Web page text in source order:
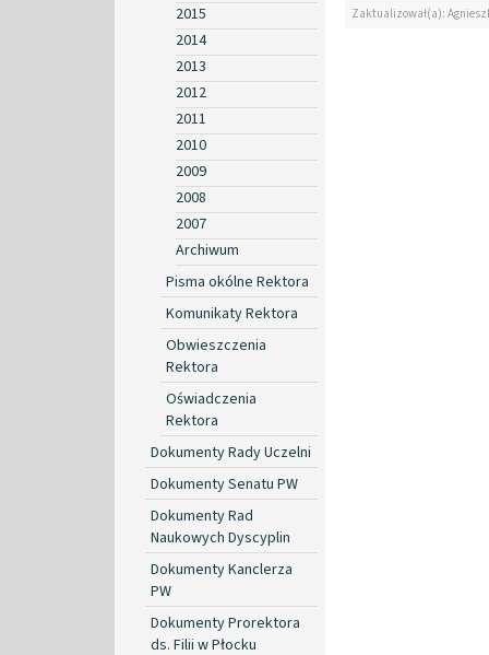
2015
2014
2013
2012
2011
2010
2009
2008
2007
Archiwum
Pisma okólne Rektora
Komunikaty Rektora
Obwieszczenia
Rektora
Oświadczenia
Rektora
Dokumenty Rady Uczelni
Dokumenty Senatu PW
Dokumenty Rad
Naukowych Dyscyplin
Dokumenty Kanclerza
PW
Dokumenty Prorektora
ds. Filii w Płocku
Zaktualizował(a):